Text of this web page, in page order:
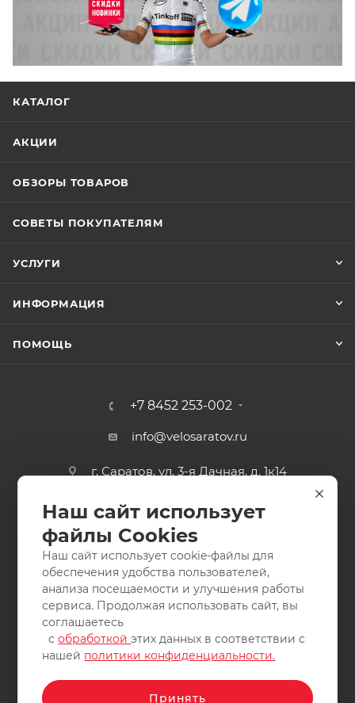
КАТАЛОГ
АКЦИИ
ОБЗОРЫ ТОВАРОВ
СОВЕТЫ ПОКУПАТЕЛЯМ
УСЛУГИ
ИНФОРМАЦИЯ
ПОМОЩЬ
+7 8452 253-002
info@velosaratov.ru
г. Саратов, ул. 3-я Дачная, д. 1к14
2011-2026 © интернет-магазин спортивных товаров
ВелоСаратов. Не является публичной офертой. Все права
защищены. Заимствование материалов и фотографий
запрещено.
Наш сайт использует
файлы Cookies
Наш сайт использует cookie-файлы для
обеспечения удобства пользователей,
анализа посещаемости и улучшения работы
сервиса. Продолжая использовать сайт, вы
соглашаетесь
собработкойэтих данных в соответствии с
нашей политики конфиденциальности.
Принять